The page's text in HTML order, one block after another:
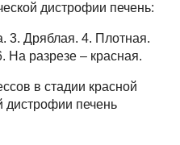
дистрофии печень:
3. Дряблая. 4. Плотная.
На разрезе – красная.
в стадии красной
дистрофии печень